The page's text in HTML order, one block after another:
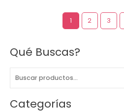
Qué Buscas?
B
c
a
Categorías
1 2 3